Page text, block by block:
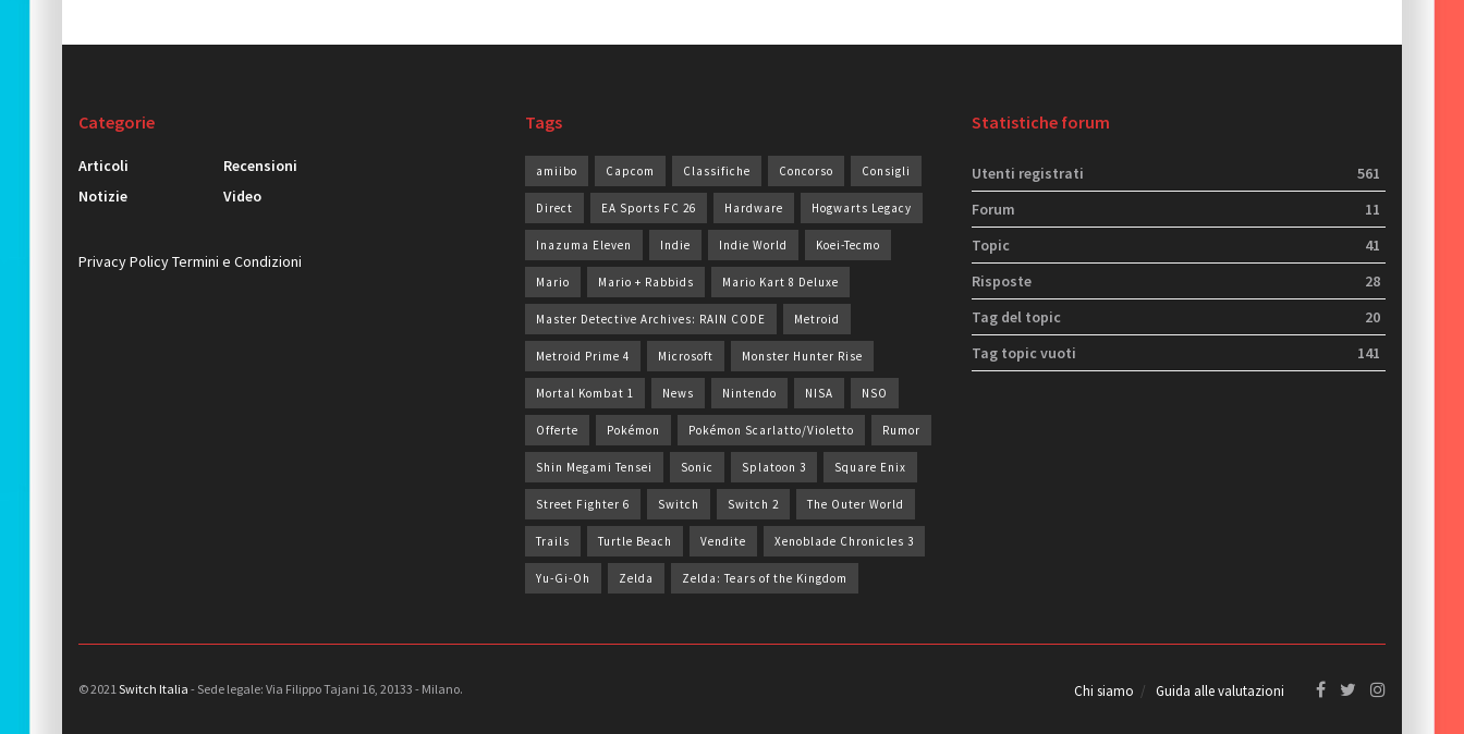
Categorie
Articoli
Notizie
Recensioni
Video
Privacy PolicyTermini e Condizioni
Tags
amiibo Capcom Classifiche Concorso Consigli
Direct EA Sports FC 26 Hardware Hogwarts Legacy
Inazuma Eleven Indie Indie World Koei-Tecmo
Mario Mario + Rabbids Mario Kart 8 Deluxe
Master Detective Archives: RAIN CODE Metroid
Metroid Prime 4 Microsoft Monster Hunter Rise
Mortal Kombat 1 News Nintendo NISA NSO
Offerte Pokémon Pokémon Scarlatto/Violetto Rumor
Shin Megami Tensei Sonic Splatoon 3 Square Enix
Street Fighter 6 Switch Switch 2 The Outer World
Trails Turtle Beach Vendite Xenoblade Chronicles 3
Yu-Gi-Oh Zelda Zelda: Tears of the Kingdom
Statistiche forum
Utenti registrati
561
Forum
11
Topic
41
Risposte
28
Tag del topic
20
Tag topic vuoti
141
Chi siamo Guida alle valutazioni
© 2021 Switch Italia - Sede legale: Via Filippo Tajani 16, 20133 - Milano.